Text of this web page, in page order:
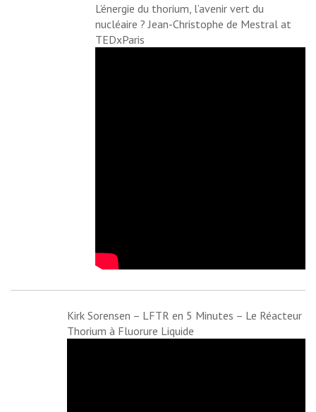
L’énergie du thorium, l’avenir vert du
nucléaire ? Jean-Christophe de Mestral at
TEDxParis
Kirk Sorensen – LFTR en 5 Minutes – Le Réacteur
Thorium à Fluorure Liquide